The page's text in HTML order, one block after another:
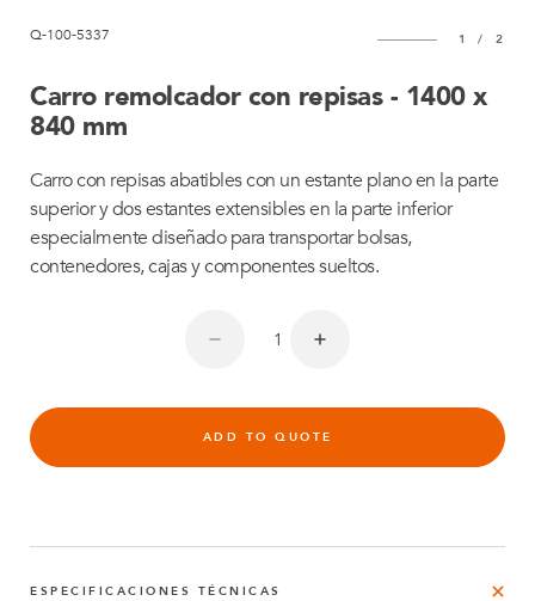
Q-100-5337 1 / 2
Carro remolcador con repisas - 1400 x
840 mm
Carro con repisas abatibles con un estante plano en la parte
superior y dos estantes extensibles en la parte inferior
especialmente diseñado para transportar bolsas,
contenedores, cajas y componentes sueltos.
ADD TO QUOTE
ESPECIFICACIONES TÉCNICAS